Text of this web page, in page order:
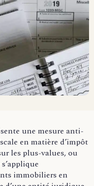
une mesure anti-
en matière d’impôt
les plus-values, ou
immobiliers en